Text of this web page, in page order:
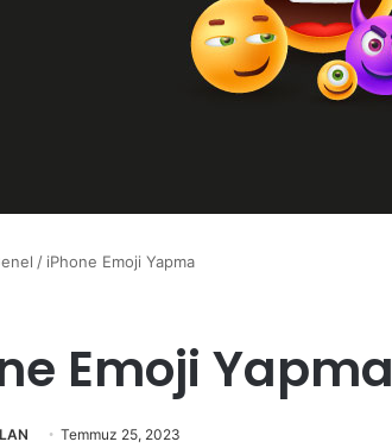
/ iPhone Emoji Yapma
Emoji Yapma
Temmuz 25, 2023